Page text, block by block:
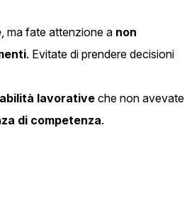
, ma fate attenzione a non
. Evitate di prendere decisioni
lavorative che non avevate
di competenza.